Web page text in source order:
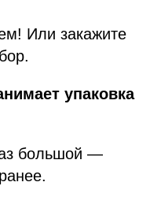
Или закажите
упаковка
большой —